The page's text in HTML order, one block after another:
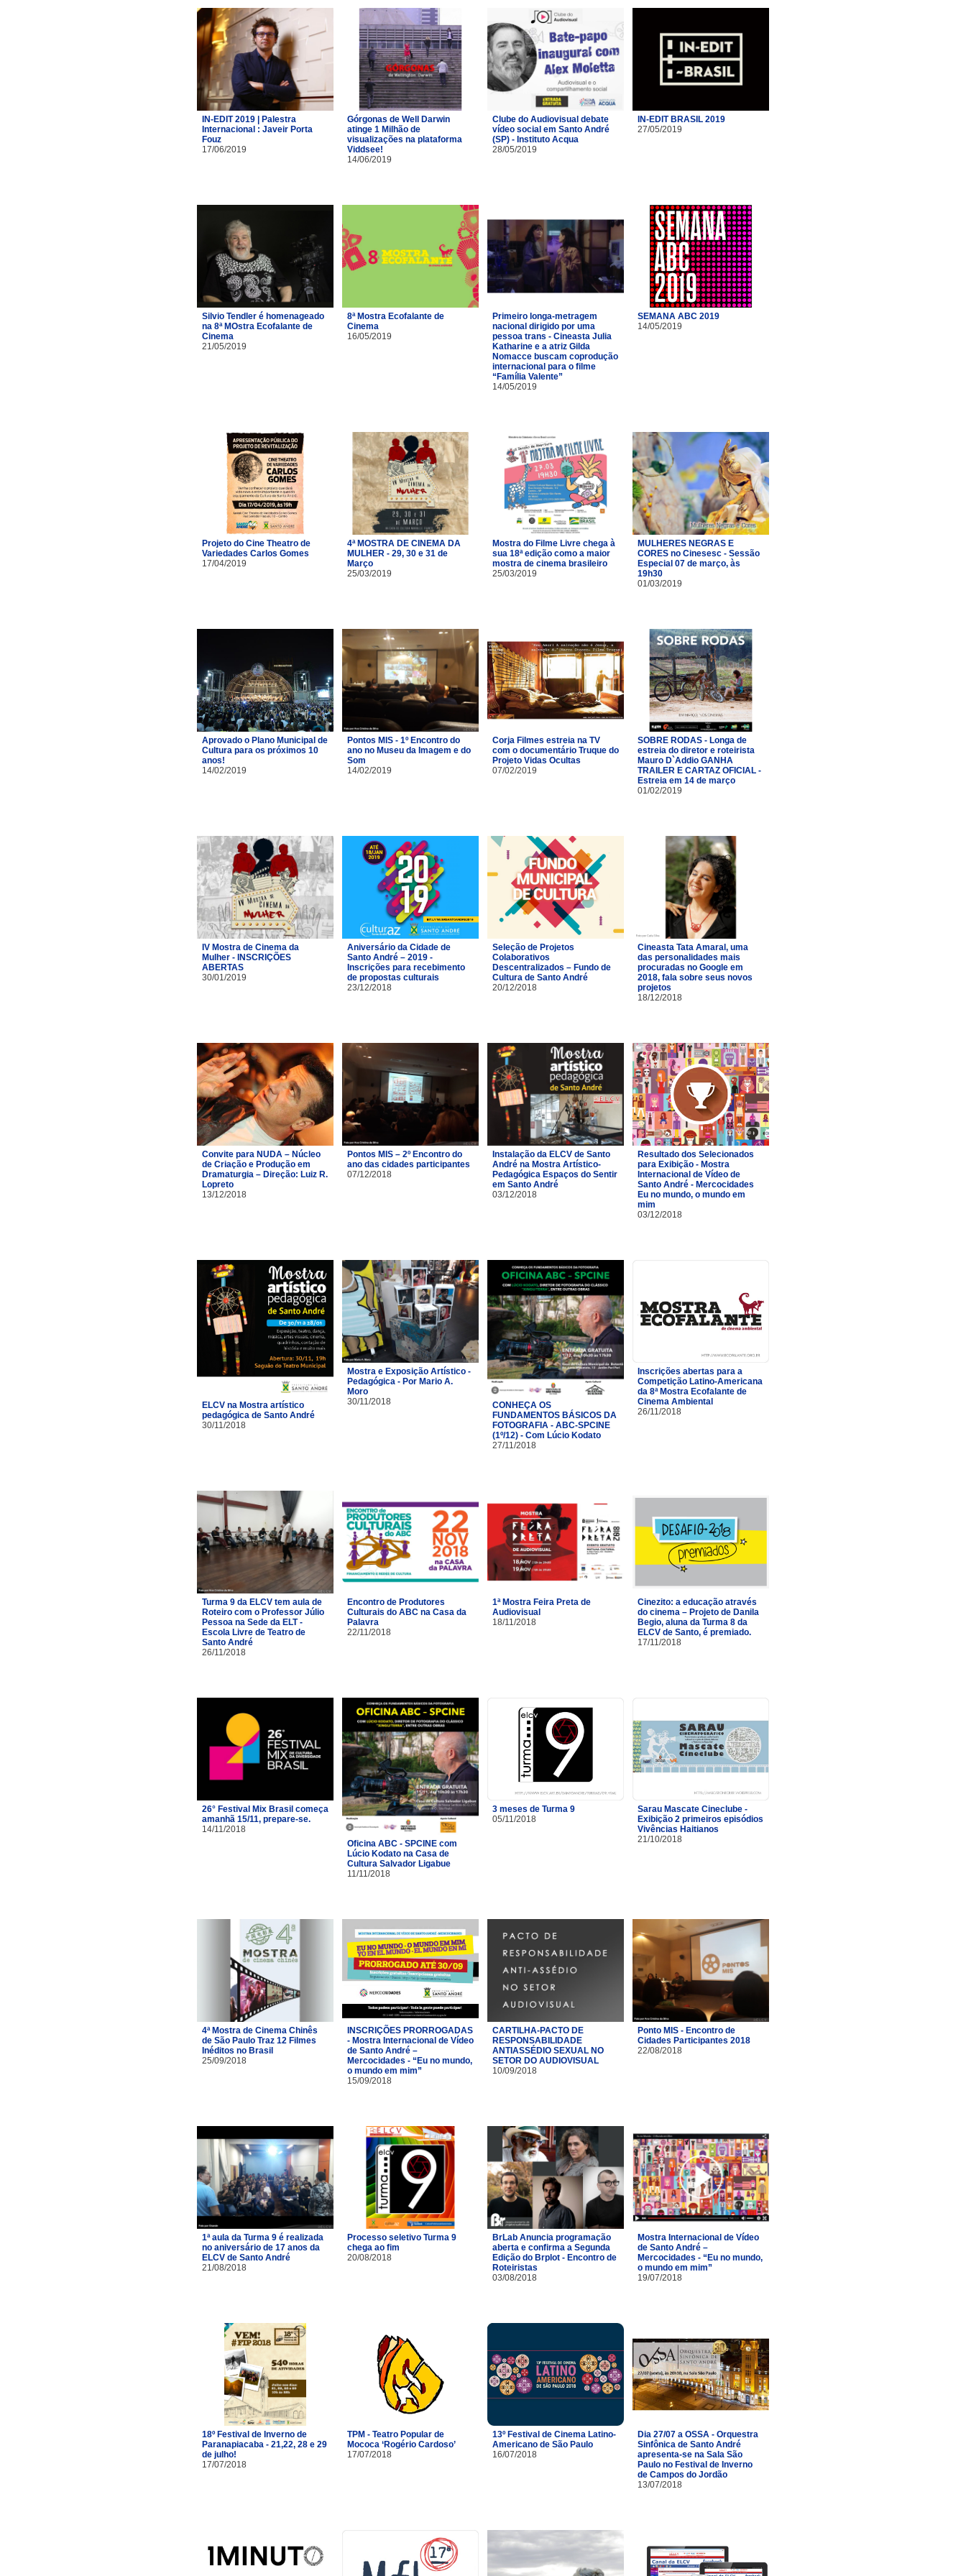
IN-EDIT 2019 | Palestra
Internacional : Javeir Porta
Fouz
17/06/2019
Górgonas de Well Darwin
atinge 1 Milhão de
visualizações na plataforma
Viddsee!
14/06/2019
Clube do Audiovisual debate
vídeo social em Santo André
(SP) - Instituto Acqua
28/05/2019
IN-EDIT BRASIL 2019
27/05/2019
Silvio Tendler é homenageado
na 8ª MOstra Ecofalante de
Cinema
21/05/2019
8ª Mostra Ecofalante de
Cinema
16/05/2019
Primeiro longa-metragem
nacional dirigido por uma
pessoa trans - Cineasta Julia
Katharine e a atriz Gilda
Nomacce buscam coprodução
internacional para o filme
“Família Valente”
14/05/2019
SEMANA ABC 2019
14/05/2019
Projeto do Cine Theatro de
Variedades Carlos Gomes
17/04/2019
4ª MOSTRA DE CINEMA DA
MULHER - 29, 30 e 31 de
Março
25/03/2019
Mostra do Filme Livre chega à
sua 18ª edição como a maior
mostra de cinema brasileiro
25/03/2019
MULHERES NEGRAS E
CORES no Cinesesc - Sessão
Especial 07 de março, às
19h30
01/03/2019
Aprovado o Plano Municipal de
Cultura para os próximos 10
anos!
14/02/2019
Pontos MIS - 1º Encontro do
ano no Museu da Imagem e do
Som
14/02/2019
Corja Filmes estreia na TV
com o documentário Truque do
Projeto Vidas Ocultas
07/02/2019
SOBRE RODAS - Longa de
estreia do diretor e roteirista
Mauro D`Addio GANHA
TRAILER E CARTAZ OFICIAL -
Estreia em 14 de março
01/02/2019
IV Mostra de Cinema da
Mulher - INSCRIÇÕES
ABERTAS
30/01/2019
Aniversário da Cidade de
Santo André – 2019 -
Inscrições para recebimento
de propostas culturais
23/12/2018
Seleção de Projetos
Colaborativos
Descentralizados – Fundo de
Cultura de Santo André
20/12/2018
Cineasta Tata Amaral, uma
das personalidades mais
procuradas no Google em
2018, fala sobre seus novos
projetos
18/12/2018
Convite para NUDA – Núcleo
de Criação e Produção em
Dramaturgia – Direção: Luiz R.
Lopreto
13/12/2018
Pontos MIS – 2º Encontro do
ano das cidades participantes
07/12/2018
Instalação da ELCV de Santo
André na Mostra Artístico-
Pedagógica Espaços do Sentir
em Santo André
03/12/2018
Resultado dos Selecionados
para Exibição - Mostra
Internacional de Vídeo de
Santo André - Mercocidades
Eu no mundo, o mundo em
mim
03/12/2018
ELCV na Mostra artístico
pedagógica de Santo André
30/11/2018
Mostra e Exposição Artístico -
Pedagógica - Por Mario A.
Moro
30/11/2018
CONHEÇA OS
FUNDAMENTOS BÁSICOS DA
FOTOGRAFIA - ABC-SPCINE
(1º/12) - Com Lúcio Kodato
27/11/2018
Inscrições abertas para a
Competição Latino-Americana
da 8ª Mostra Ecofalante de
Cinema Ambiental
26/11/2018
Turma 9 da ELCV tem aula de
Roteiro com o Professor Júlio
Pessoa na Sede da ELT -
Escola Livre de Teatro de
Santo André
26/11/2018
Encontro de Produtores
Culturais do ABC na Casa da
Palavra
22/11/2018
1ª Mostra Feira Preta de
Audiovisual
18/11/2018
Cinezito: a educação através
do cinema – Projeto de Danila
Begio, aluna da Turma 8 da
ELCV de Santo, é premiado.
17/11/2018
26° Festival Mix Brasil começa
amanhã 15/11, prepare-se.
14/11/2018
Oficina ABC - SPCINE com
Lúcio Kodato na Casa de
Cultura Salvador Ligabue
11/11/2018
3 meses de Turma 9
05/11/2018
Sarau Mascate Cineclube -
Exibição 2 primeiros episódios
Vivências Haitianos
21/10/2018
4ª Mostra de Cinema Chinês
de São Paulo Traz 12 Filmes
Inéditos no Brasil
25/09/2018
INSCRIÇÕES PRORROGADAS
- Mostra Internacional de Vídeo
de Santo André –
Mercocidades - “Eu no mundo,
o mundo em mim”
15/09/2018
CARTILHA-PACTO DE
RESPONSABILIDADE
ANTIASSÉDIO SEXUAL NO
SETOR DO AUDIOVISUAL
10/09/2018
Ponto MIS - Encontro de
Cidades Participantes 2018
22/08/2018
1ª aula da Turma 9 é realizada
no aniversário de 17 anos da
ELCV de Santo André
21/08/2018
Processo seletivo Turma 9
chega ao fim
20/08/2018
BrLab Anuncia programação
aberta e confirma a Segunda
Edição do Brplot - Encontro de
Roteiristas
03/08/2018
Mostra Internacional de Vídeo
de Santo André –
Mercocidades - “Eu no mundo,
o mundo em mim”
19/07/2018
18º Festival de Inverno de
Paranapiacaba - 21,22, 28 e 29
de julho!
17/07/2018
TPM - Teatro Popular de
Mococa ‘Rogério Cardoso’
17/07/2018
13º Festival de Cinema Latino-
Americano de São Paulo
16/07/2018
Dia 27/07 a OSSA - Orquestra
Sinfônica de Santo André
apresenta-se na Sala São
Paulo no Festival de Inverno
de Campos do Jordão
13/07/2018